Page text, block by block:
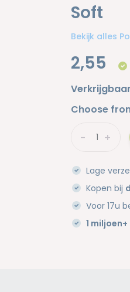
Soft
Bekijk alles
2,55
Choose
+
-
Lage
Kopen bij
Voor 17u
1 miljoen+